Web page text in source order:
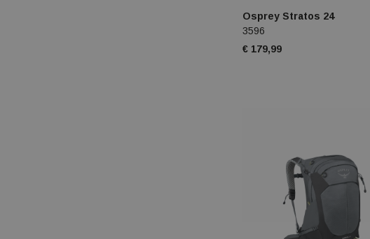
Osprey Stratos 24
3596
€ 179,99